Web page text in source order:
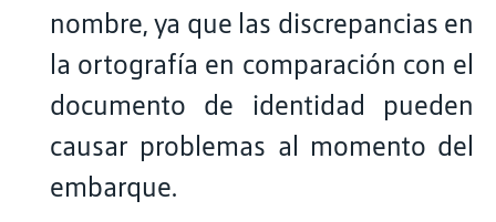
nombre, ya que las discrepancias en
la ortografía en comparación con el
documento de identidad pueden
causar problemas al momento del
embarque.